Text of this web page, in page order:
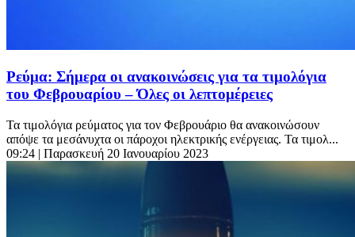
Ρεύμα: Σήμερα οι ανακοινώσεις για τα τιμολόγια
του Φεβρουαρίου – Όλες οι λεπτομέρειες
Τα τιμολόγια ρεύματος για τον Φεβρουάριο θα ανακοινώσουν
απόψε τα μεσάνυχτα οι πάροχοι ηλεκτρικής ενέργειας. Τα τιμολ...
09:24 | Παρασκευή 20 Ιανουαρίου 2023